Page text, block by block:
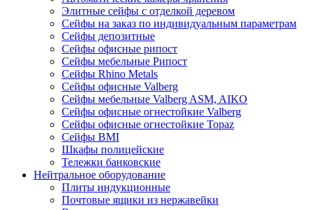
Элитные сейфы с отделкой деревом
Сейфы на заказ по индивидуальным параметрам
Сейфы депозитные
Сейфы офисные рипост
Сейфы мебельные Рипост
Сейфы Rhino Metals
Сейфы офисные Valberg
Сейфы мебельные Valberg ASM, AIKO
Сейфы офисные огнестойкие Valberg
Сейфы офисные огнестойкие Topaz
Сейфы ВМI
Шкафы полицейские
Тележки банковские
Нейтральное оборудование
Плиты индукционные
Почтовые ящики из нержавейки